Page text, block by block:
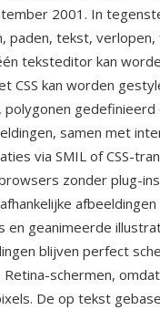
2001. In
paden, tekst,
teksteditor kan
CSS kan worden
gedefinieerd
samen met
via SMIL of CSS-
zonder plug-
geanimeerde
blijven perfect
schermen,
De op tekst